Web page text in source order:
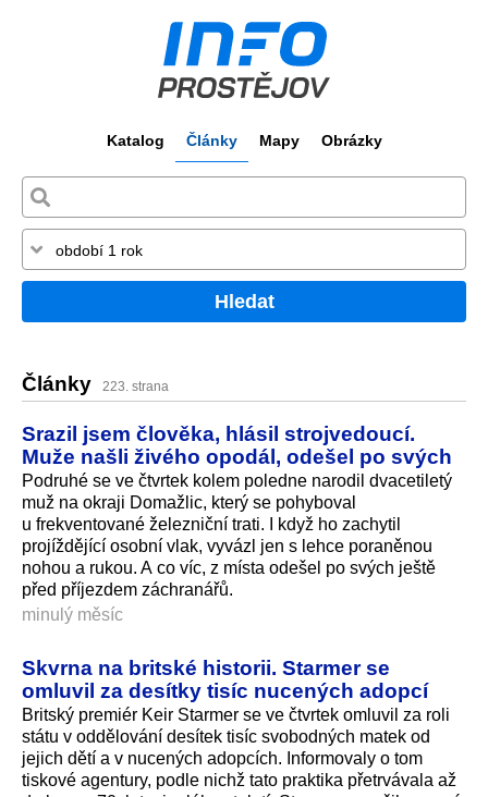
Katalog Články Mapy Obrázky
Hledat
Články 223. strana
Srazil jsem člověka, hlásil strojvedoucí.
Muže našli živého opodál, odešel po svých
Podruhé se ve čtvrtek kolem poledne narodil dvacetiletý
muž na okraji Domažlic, který se pohyboval
u frekventované železniční trati. I když ho zachytil
projíždějící osobní vlak, vyvázl jen s lehce poraněnou
nohou a rukou. A co víc, z místa odešel po svých ještě
před příjezdem záchranářů.
minulý měsíc
Skvrna na britské historii. Starmer se
omluvil za desítky tisíc nucených adopcí
Britský premiér Keir Starmer se ve čtvrtek omluvil za roli
státu v oddělování desítek tisíc svobodných matek od
jejich dětí a v nucených adopcích. Informovaly o tom
tiskové agentury, podle nichž tato praktika přetrvávala až